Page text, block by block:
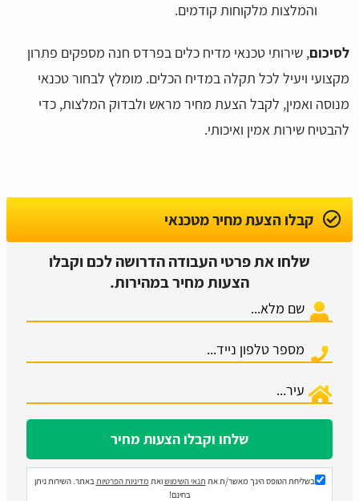
והמלצות מלקוחות קודמים.
לסיכום, שירותי טכנאי מדיח כלים בפרדס חנה מספקים פתרון
מקצועי ויעיל לכל תקלה במדיח הכלים. מומלץ לבחור טכנאי
מנוסה ואמין, לקבל הצעת מחיר מראש ולבדוק המלצות, כדי
להבטיח שירות אמין ואיכותי.
קבלו הצעת מחיר מטכנאי
שלחו את פרטי העבודה הדרושה לכם וקבלו
הצעות מחיר במהירות.
בשליחת הטופס הינך מאשר/ת את תנאי השימושואת מדיניות הפרטיותבאתר. השירות ניתן
בחינם!